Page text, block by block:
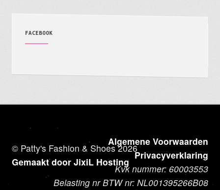
FACEBOOK
© Patty's Fashion & Shoes 2026
Gemaakt door JixiL Hosting
Algemene Voorwaarden
Privacyverklaring
Kvk nummer: 60003553
Belasting nr BTW nr: NL001395266B08